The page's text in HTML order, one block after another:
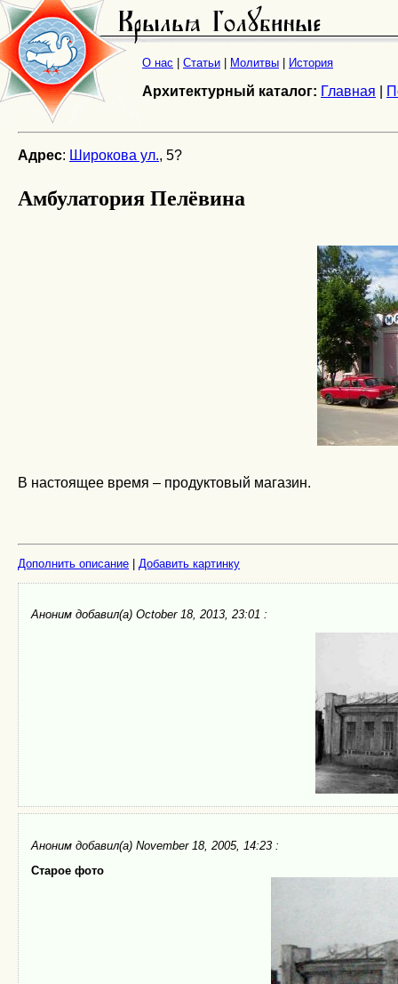
О нас Статьи Молитвы История
Архитектурный каталог: Главная
Адрес: Широкова ул., 5?
Амбулатория Пелёвина
В настоящее время – продуктовый магазин.
Дополнить описание Добавить картинку
Аноним добавил(а) October 18, 2013, 23:01 :
Аноним добавил(а) November 18, 2005, 14:23 :
Старое фото